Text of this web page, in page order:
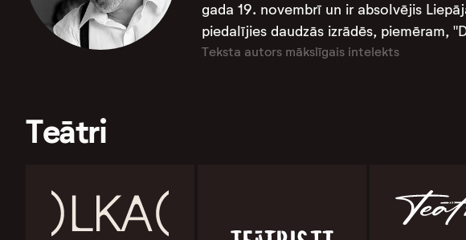
gada 19. novembrī un ir absolvējis
piedalījies daudzās izrādēs, piemēram,
Teksta autors mākslīgais intelekts
Teātri